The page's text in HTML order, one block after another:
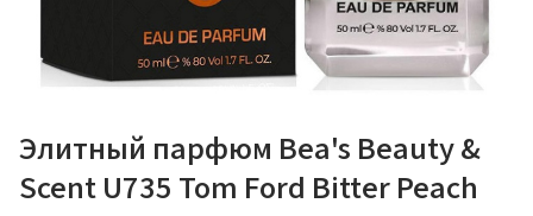
Элитный парфюм Bea's Beauty &
Scent U735 Tom Ford Bitter Peach